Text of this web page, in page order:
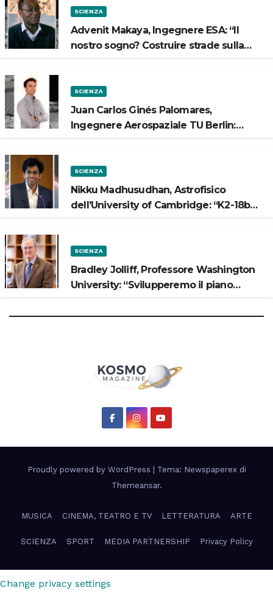
SCIENZA
Advenit Makaya, Ingegnere ESA: “Il
nostro sogno? Costruire strade sulla
SCIENZA
Juan Carlos Ginés Palomares,
Ingegnere Aerospaziale TU Berlin:
SCIENZA
Nikku Madhusudhan, Astrofisico
dell’University of Cambridge: “K2-18b
SCIENZA
Bradley Jolliff, Professore Washington
University: “Svilupperemo il piano
Proudly powered by WordPress | Tema: Newspaperex di
Themeansar.
MUSICA CINEMA, TEATRO E TV LETTERATURA ARTE
SCIENZA SPORT MEDIA PARTNERSHIP Privacy Policy
Change privacy settings